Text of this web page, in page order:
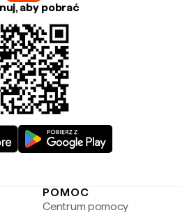
aby pobrać
POMOC
Centrum pomocy